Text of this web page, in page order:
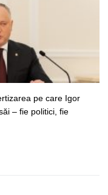
pe care Igor
– fie politici, fie